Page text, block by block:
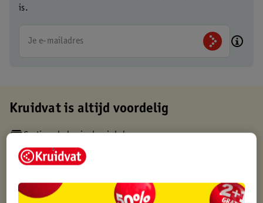
is.
Je e-mailadres
Kruidvat is altijd voordelig
Gratis ophalen in de winkel
Op werkdagen voor 22:00 uur besteld, volgende dag in huis
Gratis thuisbezorgd vanaf 50.00
Gratis punten met je Kruidvat kaart